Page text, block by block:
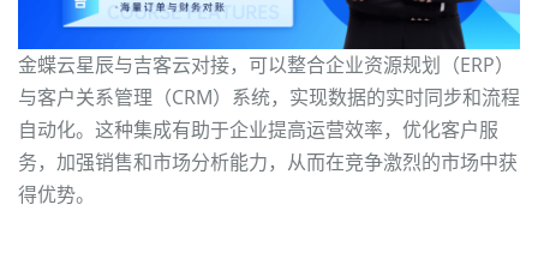
金蝶云星辰与吉客云对接，可以整合企业资源规划（ERP）
与客户关系管理（CRM）系统，实现数据的实时同步和流程
自动化。这种集成有助于企业提高运营效率，优化客户服
务，加强销售和市场分析能力，从而在竞争激烈的市场中获
得优势。